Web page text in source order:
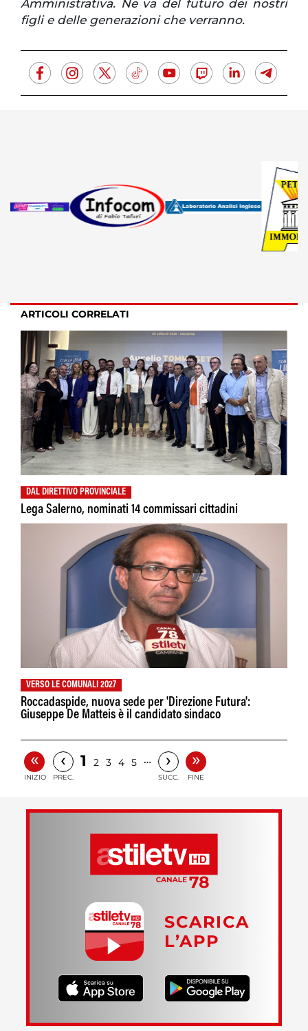
Amministrativa. Ne va del futuro dei nostri
figli e delle generazioni che verranno.
ARTICOLI CORRELATI
DAL DIRETTIVO PROVINCIALE
Lega Salerno, nominati 14 commissari cittadini
VERSO LE COMUNALI 2027
Roccadaspide, nuova sede per 'Direzione Futura':
Giuseppe De Matteis è il candidato sindaco
«
INIZIO
‹
PREC.
1 2 3 4 5 … ›
SUCC.
»
FINE
SCARICA
L’APP